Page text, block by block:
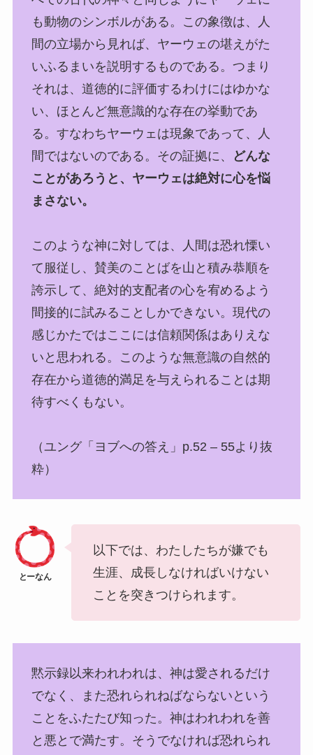
も動物のシンボルがある。この象徴は、人
間の立場から見れば、ヤーウェの堪えがた
いふるまいを説明するものである。つまり
それは、道徳的に評価するわけにはゆかな
い、ほとんど無意識的な存在の挙動であ
る。すなわちヤーウェは現象であって、人
間ではないのである。その証拠に、
どんな
ことがあろうと、ヤーウェは絶対に心を悩
まさない。
このような神に対しては、人間は恐れ慄い
て服従し、賛美のことばを山と積み恭順を
誇示して、絶対的支配者の心を宥めるよう
間接的に試みることしかできない。現代の
感じかたではここには信頼関係はありえな
いと思われる。このような無意識の自然的
存在から道徳的満足を与えられることは期
待すべくもない。
（ユング「ヨブへの答え」p.52 – 55より抜
粋）
以下では、わたしたちが嫌でも
生涯、成長しなければいけない
ことを突きつけられます。
黙示録以来われわれは、神は愛されるだけ
でなく、また恐れられねばならないという
ことをふたたび知った。神はわれわれを善
と悪とで満たす。そうでなければ恐れられ